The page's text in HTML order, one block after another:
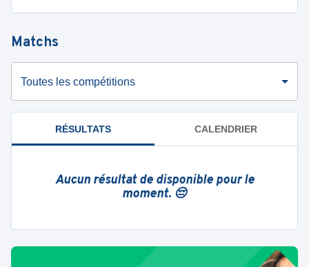
Matchs
Toutes les compétitions
RÉSULTATS CALENDRIER
Aucun résultat de disponible pour le
moment. 😔